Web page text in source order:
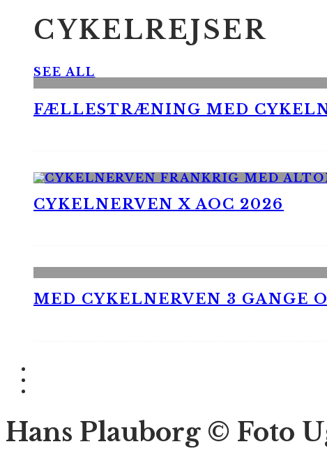
CYKELREJSER
SEE ALL
FÆLLESTRÆNING MED
CYKELNERVEN X AOC 2026
MED CYKELNERVEN 3 GANGE
Hans Plauborg © Foto